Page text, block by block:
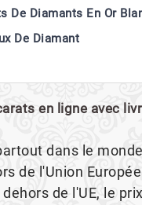
De Diamants En Or
De Diamant
en ligne avec
dans le
de l'Union
de l'UE, le